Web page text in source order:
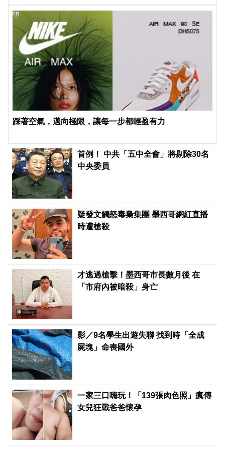
踩著空氣，邁向極限，讓每一步都輕盈有力
PR
首例！ 中共「五中全會」將剔除30名
中央委員
疑發文觸怒毒梟集團 墨西哥網紅直播
時遭槍殺
才逃過槍擊！墨西哥市長數月後 在
「市府內被暗殺」身亡
影／9名學生出遊失聯 找到時「全成
屍塊」命喪國外
一家三口嗨玩！「139張肉色照」瘋傳
女兒狂戰爸爸懷孕